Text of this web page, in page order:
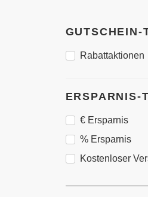
GUTSCHEIN-
Rabattaktionen
ERSPARNIS-
€ Ersparnis
% Ersparnis
Kostenloser